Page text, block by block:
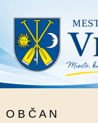
O B Č A N